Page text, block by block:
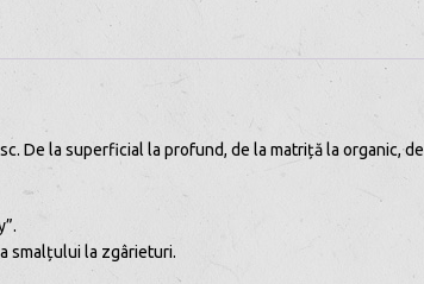
De la superficial la profund, de la matriță la organic, de
smalțului la zgârieturi.